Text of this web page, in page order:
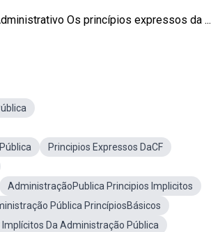
Os princípios expressos da ...
Principios Expressos DaCF
AdministraçãoPublica Principios Implicitos
Pública PrincípiosBásicos
Implícitos Da Administração Pública